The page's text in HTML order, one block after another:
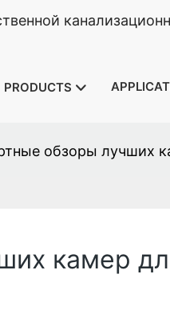
PRODUCTS
обзоры лучших
камер